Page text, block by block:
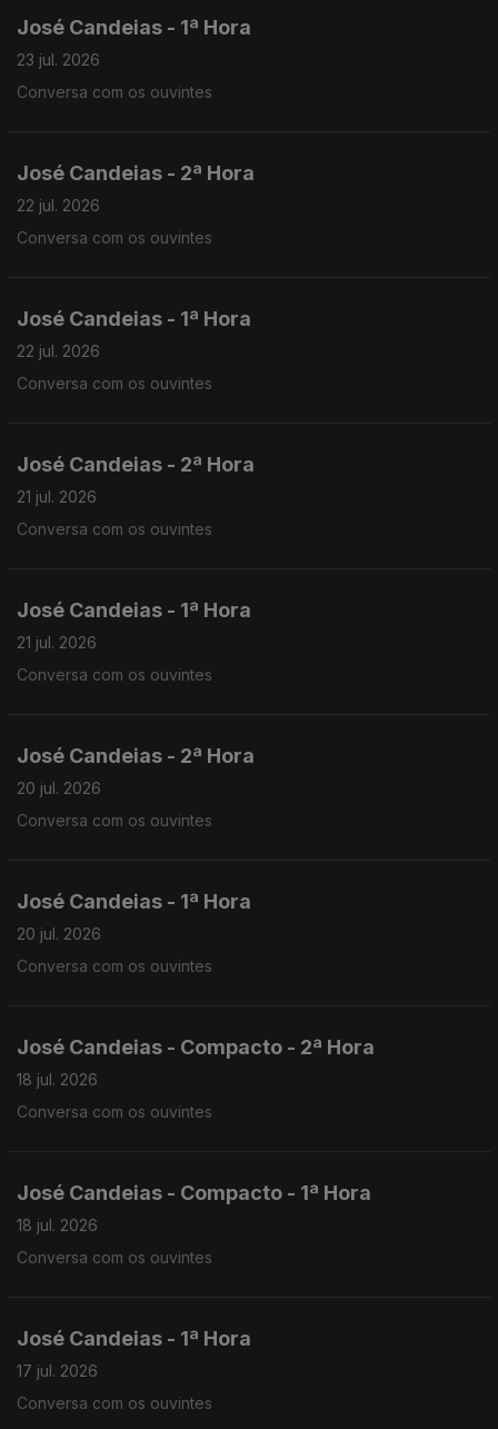
José Candeias - 1ª Hora
23 jul. 2026
Conversa com os ouvintes
José Candeias - 2ª Hora
22 jul. 2026
Conversa com os ouvintes
José Candeias - 1ª Hora
22 jul. 2026
Conversa com os ouvintes
José Candeias - 2ª Hora
21 jul. 2026
Conversa com os ouvintes
José Candeias - 1ª Hora
21 jul. 2026
Conversa com os ouvintes
José Candeias - 2ª Hora
20 jul. 2026
Conversa com os ouvintes
José Candeias - 1ª Hora
20 jul. 2026
Conversa com os ouvintes
José Candeias - Compacto - 2ª Hora
18 jul. 2026
Conversa com os ouvintes
José Candeias - Compacto - 1ª Hora
18 jul. 2026
Conversa com os ouvintes
José Candeias - 1ª Hora
17 jul. 2026
Conversa com os ouvintes